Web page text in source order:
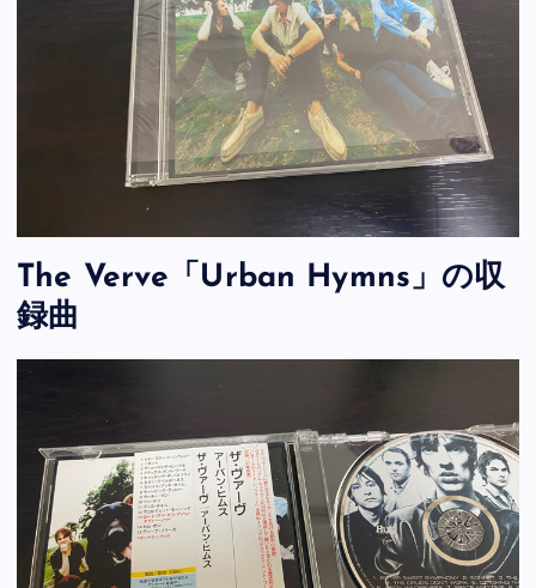
The Verve「Urban Hymns」の収
録曲